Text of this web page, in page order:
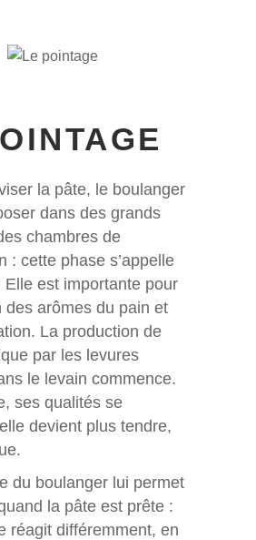
la pâte, le boulanger
dans des grands
chambres de
: cette phase s’appelle
Elle est importante pour
des arômes du pain et
La production de
par les levures
le levain commence.
ses qualités se
devient plus tendre,
du boulanger lui permet
la pâte est prête :
réagit différemment, en